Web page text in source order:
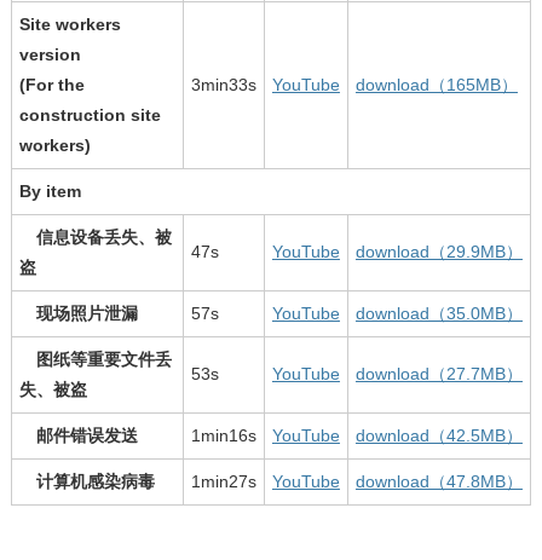
Site workers
version
(For the
construction site
workers)
3min33s YouTube download（165MB）
By item
信息设备丢失、被
盗
47s YouTube download（29.9MB）
现场照片泄漏 57s YouTube download（35.0MB）
图纸等重要文件丢
失、被盗
53s YouTube download（27.7MB）
邮件错误发送 1min16s YouTube download（42.5MB）
计算机感染病毒 1min27s YouTube download（47.8MB）